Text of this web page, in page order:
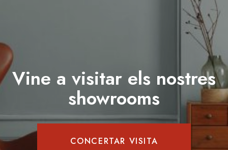
Vine a visitar els nostres
showrooms
CONCERTAR VISITA